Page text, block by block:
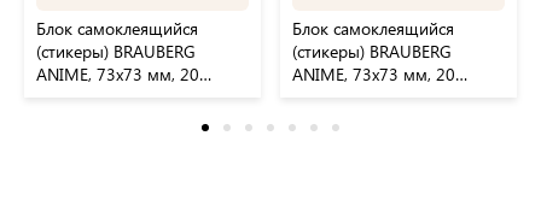
Блок самоклеящийся
(стикеры) BRAUBERG
ANIME, 73х73 мм, 20
Блок самоклеящийся
(стикеры) BRAUBERG
ANIME, 73х73 мм, 20